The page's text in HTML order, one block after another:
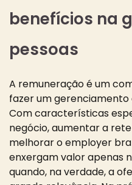
benefícios na
pessoas
A remuneração é um
fazer um
Com características
negócio, aumentar a
melhorar o employer
enxergam valor apenas
quando, na verdade, a